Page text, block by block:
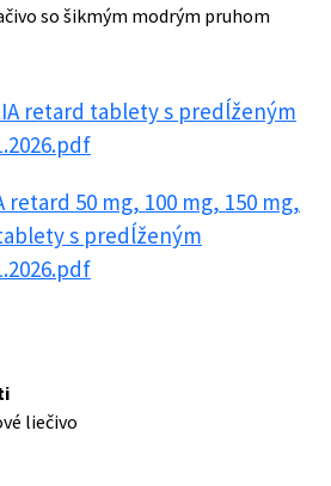
so šikmým modrým pruhom
retard tablety s predĺženým
retard 50 mg, 100 mg, 150 mg,
s predĺženým
liečivo